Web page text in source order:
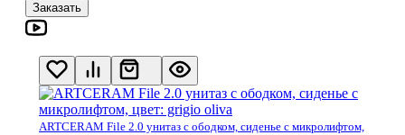
Заказать
ARTCERAM File 2.0 унитаз с ободком, сиденье с микролифтом,